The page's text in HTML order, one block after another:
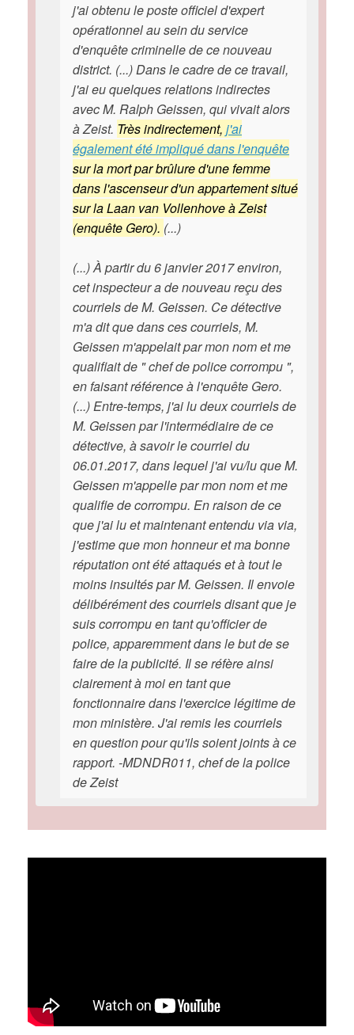
j'ai obtenu le poste officiel d'expert
opérationnel au sein du service
d'enquête criminelle de ce nouveau
district. (...) Dans le cadre de ce travail,
j'ai eu quelques relations indirectes
avec M. Ralph Geissen, qui vivait alors
à Zeist. Très indirectement, j'ai
également été impliqué dans l'enquête
sur la mort par brûlure d'une femme
dans l'ascenseur d'un appartement situé
sur la Laan van Vollenhove à Zeist
(enquête Gero). (...)
(...) À partir du 6 janvier 2017 environ,
cet inspecteur a de nouveau reçu des
courriels de M. Geissen. Ce détective
m'a dit que dans ces courriels, M.
Geissen m'appelait par mon nom et me
qualifiait de " chef de police corrompu ",
en faisant référence à l'enquête Gero.
(...) Entre-temps, j'ai lu deux courriels de
M. Geissen par l'intermédiaire de ce
détective, à savoir le courriel du
06.01.2017, dans lequel j'ai vu/lu que M.
Geissen m'appelle par mon nom et me
qualifie de corrompu. En raison de ce
que j'ai lu et maintenant entendu via via,
j'estime que mon honneur et ma bonne
réputation ont été attaqués et à tout le
moins insultés par M. Geissen. Il envoie
délibérément des courriels disant que je
suis corrompu en tant qu'officier de
police, apparemment dans le but de se
faire de la publicité. Il se réfère ainsi
clairement à moi en tant que
fonctionnaire dans l'exercice légitime de
mon ministère. J'ai remis les courriels
en question pour qu'ils soient joints à ce
rapport. -MDNDR011, chef de la police
de Zeist